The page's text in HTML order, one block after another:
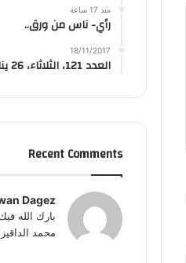
منذ 17 ساعة
رأي- ناس من ورق..
18/11/2017
العدد 121، الثلاثاء، 26 يناير 2016
Recent Comments
Dagez
بارك الله
محمد